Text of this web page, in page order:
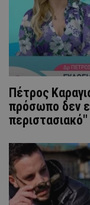
Πέτρος
πρόσωπο δεν
περιστασιακό"